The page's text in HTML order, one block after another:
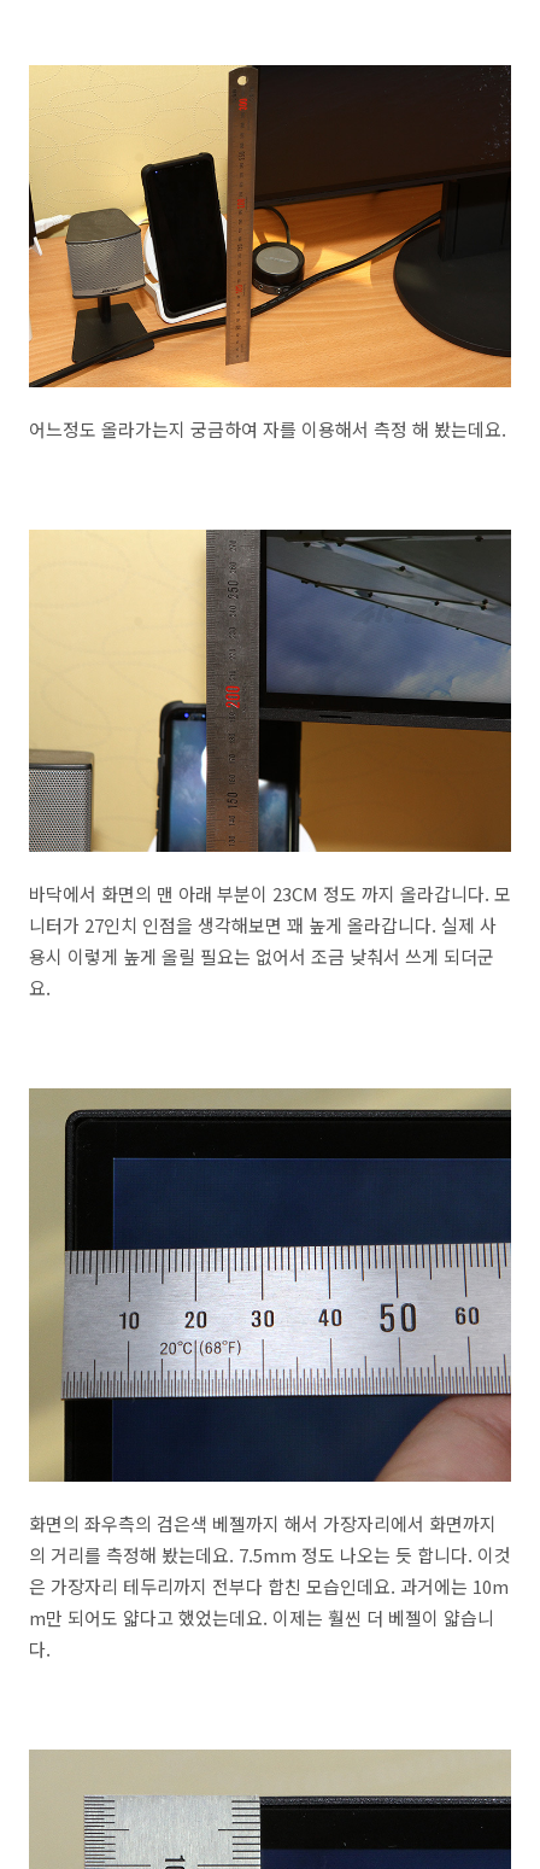
어느정도 올라가는지 궁금하여 자를 이용해서 측정 해 봤는데요.
바닥에서 화면의 맨 아래 부분이 23CM 정도 까지 올라갑니다. 모
니터가 27인치 인점을 생각해보면 꽤 높게 올라갑니다. 실제 사
용시 이렇게 높게 올릴 필요는 없어서 조금 낮춰서 쓰게 되더군
요.
화면의 좌우측의 검은색 베젤까지 해서 가장자리에서 화면까지
의 거리를 측정해 봤는데요. 7.5mm 정도 나오는 듯 합니다. 이것
은 가장자리 테두리까지 전부다 합친 모습인데요. 과거에는 10m
m만 되어도 얇다고 했었는데요. 이제는 훨씬 더 베젤이 얇습니
다.